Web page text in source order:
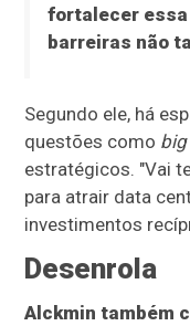
fortalecer essa
barreiras não
Segundo ele, há
questões como
estratégicos. "Vai
para atrair data
investimentos
Desenrola
Alckmin também